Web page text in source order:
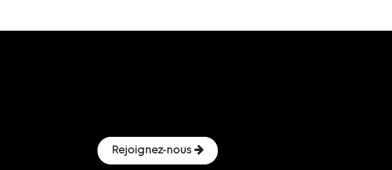
Rejoignez-nous